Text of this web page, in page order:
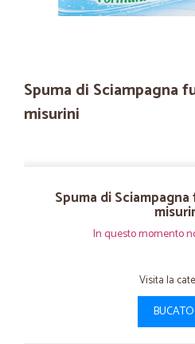
Spuma di Sciampagna
misurini
Spuma di
In questo momento
Visita la
BUCATO